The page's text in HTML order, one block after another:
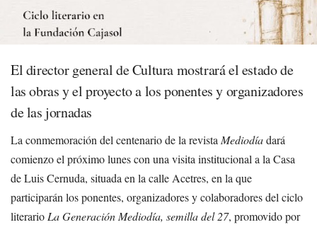
El director general de Cultura mostrará el estado de
las obras y el proyecto a los ponentes y organizadores
de las jornadas
La conmemoración del centenario de la revistaMediodíadará
comienzo el próximo lunes con una visita institucional a la Casa
de Luis Cernuda, situada en la calle Acetres, en la que
participarán los ponentes, organizadores y colaboradores del ciclo
literarioLa Generación Mediodía, semilla del 27, promovido por